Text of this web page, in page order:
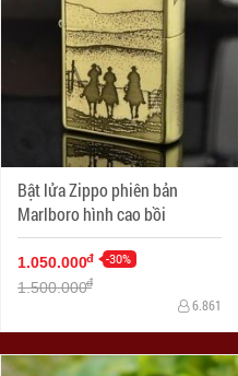
Bật lửa Zippo phiên bản
Marlboro hình cao bồi
1.050.000đ -30%
1.500.000đ
6.861